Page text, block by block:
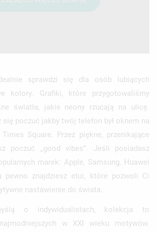
sprawdzi się dla osób lubiących
kolory. Grafiki, które przygotowaliśmy
światła, jakie neony rzucają na ulicę.
się poczuć jakby twój telefon był oknem na
Square. Przez piękne, przenikające
poczuć ,,good vibes”. Jeśli posiadasz
marek: Apple, Samsung, Huawei
pewno znajdziesz etui, które pozwoli Ci
nastawienie do świata.
o indywidualistach, kolekcja to
w XXI wieku motywów.